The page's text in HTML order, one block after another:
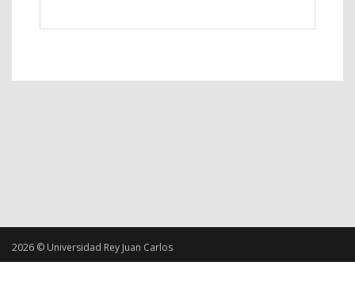
2026 © Universidad Rey Juan Carlos